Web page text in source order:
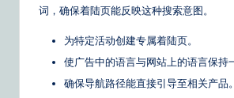
词，确保着陆页能反映这种搜索意图。
为特定活动创建专属着陆页。
使广告中的语言与网站上的语言保持
确保导航路径能直接引导至相关产品。